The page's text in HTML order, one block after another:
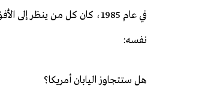
في عام 1985، كان كل من ينظر
نفسه:
هل ستتجاوز اليابان أمريكا؟